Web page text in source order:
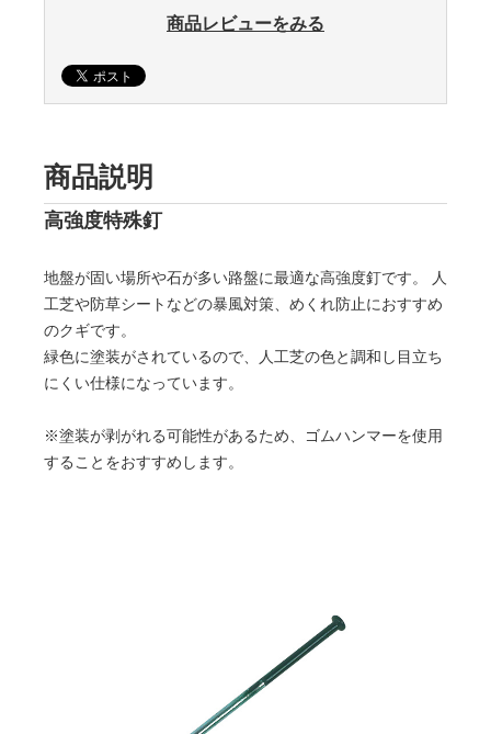
商品レビューをみる
商品説明
高強度特殊釘
地盤が固い場所や石が多い路盤に最適な高強度釘です。 人
工芝や防草シートなどの暴風対策、めくれ防止におすすめ
のクギです。
緑色に塗装がされているので、人工芝の色と調和し目立ち
にくい仕様になっています。
※塗装が剥がれる可能性があるため、ゴムハンマーを使用
することをおすすめします。